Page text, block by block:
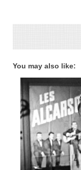
You may also like: